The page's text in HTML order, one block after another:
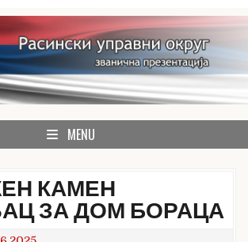
округ
Расинског управног округа
MENU
КАМЕН
ЗА ДОМ БОРАЦА